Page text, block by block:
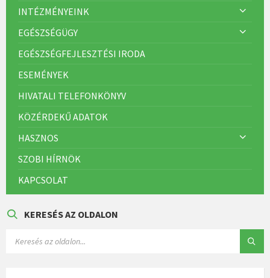
INTÉZMÉNYEINK
EGÉSZSÉGÜGY
EGÉSZSÉGFEJLESZTÉSI IRODA
ESEMÉNYEK
HIVATALI TELEFONKÖNYV
KÖZÉRDEKŰ ADATOK
HASZNOS
SZOBI HÍRNÖK
KAPCSOLAT
KERESÉS AZ OLDALON